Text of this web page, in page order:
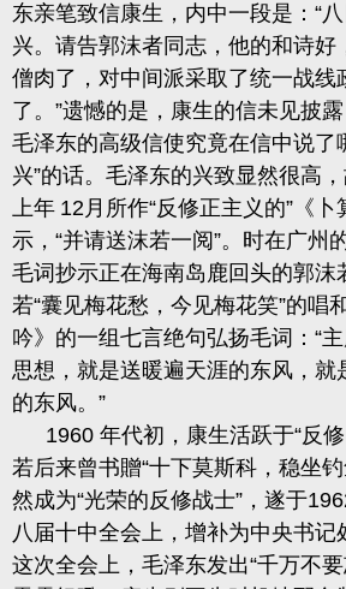
东亲笔致信康生，内中一段是：“
兴。请告郭沫者同志，他的和诗好
僧肉了，对中间派采取了统一战线
了。 ”遗憾的是，康生的信未见披
毛泽东的高级信使究竟在信中说了
兴”的话。毛泽东的兴致显然很高
上年 12月所作“反修正主义的”《卜
示， “并请送沫若一阅”。时在广州
毛词抄示正在海南岛鹿回头的郭沫
若“囊见梅花愁，今见梅花笑”的唱
吟》的一组七言绝句弘扬毛词：“
思想，就是送暖遍天涯的东风，就
的东风。”
1960 年代初，康生活跃于“反
若后来曾书贈“十下莫斯科，稳坐
然成为“光荣的反修战士”，遂于
八届十中全会上，增补为中央书记
这次全会上，毛泽东发出“千万不